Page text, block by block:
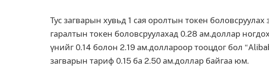
Тус загварын хувьд 1 сая оролтын токен боловсруулах
гаралтын токен боловсруулахад 0.28 ам.доллар
үнийг 0.14 болон 2.19 ам.доллароор тооцдог бол
загварын тариф 0.15 ба 2.50 ам.доллар байгаа юм.